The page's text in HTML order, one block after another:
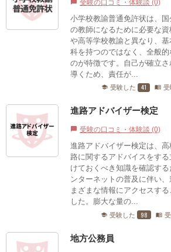
chat_bubble 受験の口コミ・体験談 (0)
小学校教諭普通免許状は、
の教師になるために必要な
や高等学校教諭と異なり、
科を持つのではなく、全般
のが特徴です。自己が確立
導くため、責任が...
school 受験した 41 menu_book 受
進路アドバイザー検定
chat_bubble 受験の口コミ・体験談 (0)
進路アドバイザー検定は、
路に関するアドバイスをす
けておくべき知識を確認す
ンターネットの普及に伴い
まざまな情報にアクセスす
した。膨大な量の...
school 受験した 98 menu_book
地方公務員